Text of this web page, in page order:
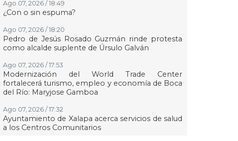
Ago 07, 2026 / 18:49
¿Con o sin espuma?
Ago 07, 2026 / 18:20
Pedro de Jesús Rosado Guzmán rinde protesta
como alcalde suplente de Úrsulo Galván
Ago 07, 2026 / 17:53
Modernización del World Trade Center
fortalecerá turismo, empleo y economía de Boca
del Río: Maryjose Gamboa
Ago 07, 2026 / 17:32
Ayuntamiento de Xalapa acerca servicios de salud
a los Centros Comunitarios